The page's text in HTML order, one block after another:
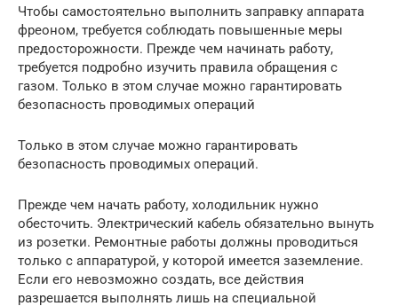
Чтобы самостоятельно выполнить заправку аппарата
фреоном, требуется соблюдать повышенные меры
предосторожности. Прежде чем начинать работу,
требуется подробно изучить правила обращения с
газом. Только в этом случае можно гарантировать
безопасность проводимых операций
Только в этом случае можно гарантировать
безопасность проводимых операций.
Прежде чем начать работу, холодильник нужно
обесточить. Электрический кабель обязательно вынуть
из розетки. Ремонтные работы должны проводиться
только с аппаратурой, у которой имеется заземление.
Если его невозможно создать, все действия
разрешается выполнять лишь на специальной